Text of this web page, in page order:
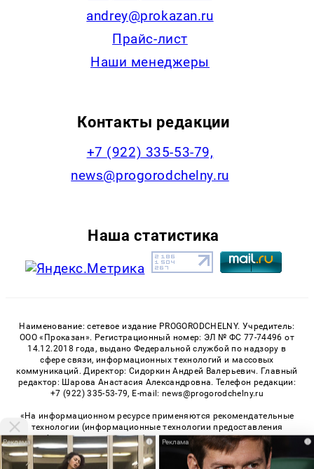
andrey@prokazan.ru
Прайс-лист
Наши менеджеры
Контакты редакции
+7 (922) 335-53-79,
news@progorodchelny.ru
Наша статистика
Наименование: сетевое издание PROGORODCHELNY. Учредитель:
ООО «Проказан». Регистрационный номер: ЭЛ № ФС 77-74496 от
14.12.2018 года, выдано Федеральной службой по надзору в
сфере связи, информационных технологий и массовых
коммуникаций. Директор: Сидоркин Андрей Валерьевич. Главный
редактор: Шарова Анастасия Александровна. Телефон редакции:
+7 (922) 335-53-79, E-mail: news@progorodchelny.ru
«На информационном ресурсе применяются рекомендательные
технологии (информационные технологии предоставления
информации на основе сбора, систематизации и анализа
сведений, относящихся к предпочтениям пользователей сети
«Интернет», находящихся на территории Российской
i i